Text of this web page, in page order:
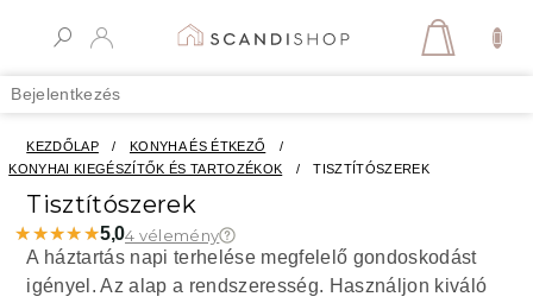
Bejelentkezés
KOSÁR
KEZDŐLAP / KONYHA ÉS ÉTKEZŐ
/
KONYHAI KIEGÉSZÍTŐK ÉS TARTOZÉKOK
/ TISZTÍTÓSZEREK
Tisztítószerek
★★★★★
★★★★★5,04 vélemény
A háztartás napi terhelése megfelelő gondoskodást
igényel. Az alap a rendszeresség. Használjon kiváló